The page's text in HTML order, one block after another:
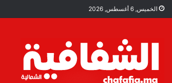
الخميس, 6 أغسطس, 2026